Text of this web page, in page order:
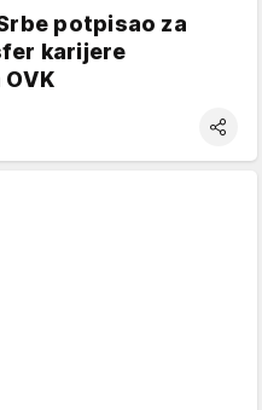
potpisao za
karijere